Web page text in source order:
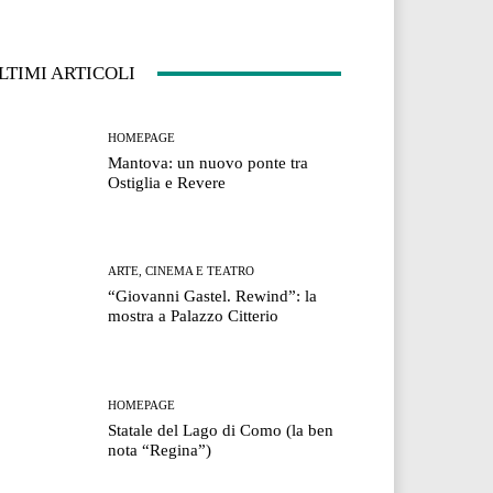
ARTICOLI
HOMEPAGE
Mantova: un nuovo ponte tra
Ostiglia e Revere
ARTE, CINEMA E TEATRO
“Giovanni Gastel. Rewind”: la
mostra a Palazzo Citterio
HOMEPAGE
Statale del Lago di Como (la ben
nota “Regina”)